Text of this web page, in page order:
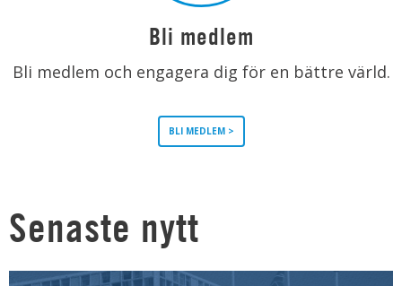
Bli medlem
Bli medlem och engagera dig för en bättre värld.
BLI MEDLEM >
Senaste nytt